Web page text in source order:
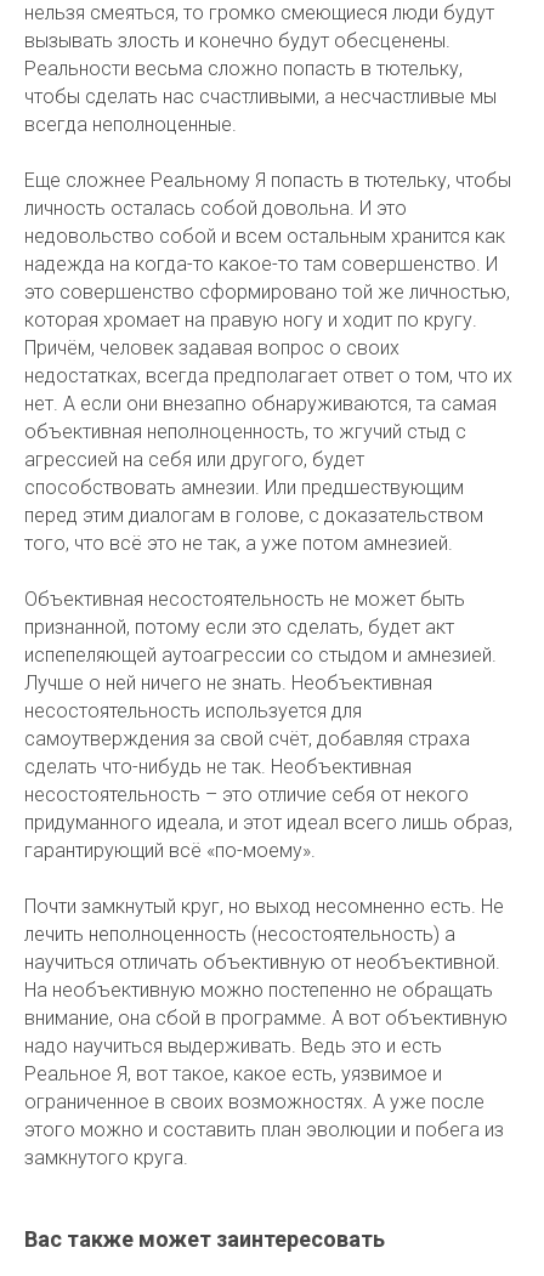
нельзя смеяться, то громко смеющиеся люди будут
вызывать злость и конечно будут обесценены.
Реальности весьма сложно попасть в тютельку,
чтобы сделать нас счастливыми, а несчастливые мы
всегда неполноценные.
Еще сложнее Реальному Я попасть в тютельку, чтобы
личность осталась собой довольна. И это
недовольство собой и всем остальным хранится как
надежда на когда-то какое-то там совершенство. И
это совершенство сформировано той же личностью,
которая хромает на правую ногу и ходит по кругу.
Причём, человек задавая вопрос о своих
недостатках, всегда предполагает ответ о том, что их
нет. А если они внезапно обнаруживаются, та самая
объективная неполноценность, то жгучий стыд с
агрессией на себя или другого, будет
способствовать амнезии. Или предшествующим
перед этим диалогам в голове, с доказательством
того, что всё это не так, а уже потом амнезией.
Объективная несостоятельность не может быть
признанной, потому если это сделать, будет акт
испепеляющей аутоагрессии со стыдом и амнезией.
Лучше о ней ничего не знать. Необъективная
несостоятельность используется для
самоутверждения за свой счёт, добавляя страха
сделать что-нибудь не так. Необъективная
несостоятельность – это отличие себя от некого
придуманного идеала, и этот идеал всего лишь образ,
гарантирующий всё «по-моему».
Почти замкнутый круг, но выход несомненно есть. Не
лечить неполноценность (несостоятельность) а
научиться отличать объективную от необъективной.
На необъективную можно постепенно не обращать
внимание, она сбой в программе. А вот объективную
надо научиться выдерживать. Ведь это и есть
Реальное Я, вот такое, какое есть, уязвимое и
ограниченное в своих возможностях. А уже после
этого можно и составить план эволюции и побега из
замкнутого круга.
Вас также может заинтересовать